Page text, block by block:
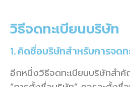
วิธีจดทะเบียนบริษัท
1. คิดชื่อบริษัทสำหรับการจดท
อีกหนึ่งวิธีจดทะเบียนบริษัทสำคั